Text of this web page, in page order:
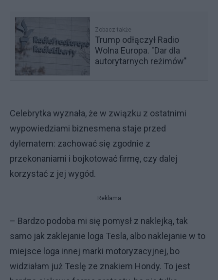
Zobacz także
Trump odłączył Radio
Wolna Europa. "Dar dla
autorytarnych reżimów"
Celebrytka wyznała, że w związku z ostatnimi
wypowiedziami biznesmena staje przed
dylematem: zachować się zgodnie z
przekonaniami i bojkotować firmę, czy dalej
korzystać z jej wygód.
Reklama
– Bardzo podoba mi się pomysł z naklejką, tak
samo jak zaklejanie loga Tesla, albo naklejanie w to
miejsce loga innej marki motoryzacyjnej, bo
widziałam już Teslę ze znakiem Hondy. To jest